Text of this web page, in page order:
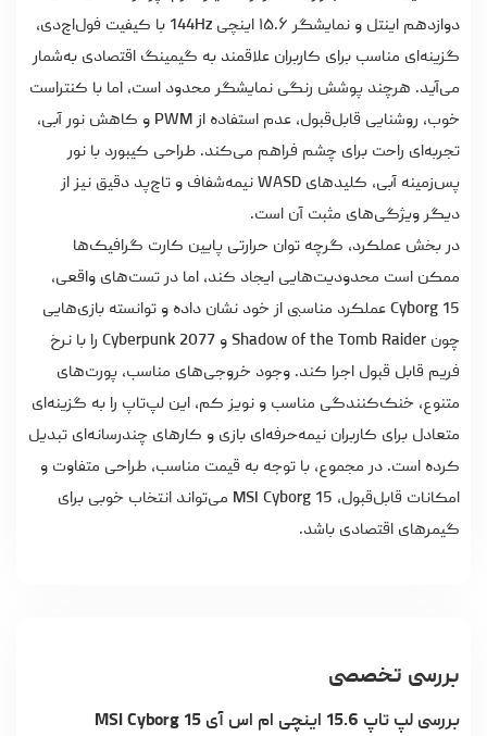
دوازدهم اینتل و نمایشگر ۱۵.۶ اینچی 144Hz با کیفیت فول‌اچ‌دی،
گزینه‌ای مناسب برای کاربران علاقمند به گیمینگ اقتصادی به‌شمار
می‌آید. هرچند پوشش رنگی نمایشگر محدود است، اما با کنتراست
خوب، روشنایی قابل‌قبول، عدم استفاده از PWM و کاهش نور آبی،
تجربه‌ای راحت برای چشم فراهم می‌کند. طراحی کیبورد با نور
پس‌زمینه آبی، کلیدهای WASD نیمه‌شفاف و تاچ‌پد دقیق نیز از
دیگر ویژگی‌های مثبت آن است.
در بخش عملکرد، گرچه توان حرارتی پایین کارت گرافیک‌ها
ممکن است محدودیت‌هایی ایجاد کند، اما در تست‌های واقعی،
Cyborg 15 عملکرد مناسبی از خود نشان داده و توانسته بازی‌هایی
چون Shadow of the Tomb Raider و Cyberpunk 2077 را با نرخ
فریم قابل قبول اجرا کند. وجود خروجی‌های مناسب، پورت‌های
متنوع، خنک‌کنندگی مناسب و نویز کم، این لپ‌تاپ را به گزینه‌ای
متعادل برای کاربران نیمه‌حرفه‌ای بازی و کارهای چندرسانه‌ای تبدیل
کرده است. در مجموع، با توجه به قیمت مناسب، طراحی متفاوت و
امکانات قابل‌قبول، MSI Cyborg 15 می‌تواند انتخاب خوبی برای
گیمرهای اقتصادی باشد.
بررسی تخصصی
بررسی لپ تاپ 15.6 اینچی ام اس آی MSI Cyborg 15